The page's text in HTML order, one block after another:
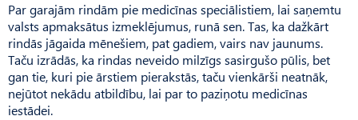
Par garajām rindām pie medicīnas speciālistiem, lai saņemtu
valsts apmaksātus izmeklējumus, runā sen. Tas, ka dažkārt
rindās jāgaida mēnešiem, pat gadiem, vairs nav jaunums.
Taču izrādās, ka rindas neveido milzīgs sasirgušo pūlis, bet
gan tie, kuri pie ārstiem pierakstās, taču vienkārši neatnāk,
nejūtot nekādu atbildību, lai par to paziņotu medicīnas
iestādei.